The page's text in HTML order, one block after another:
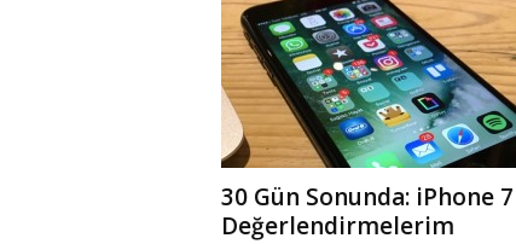
r
l
i
30 Gün Sonunda: iPhone 7
Değerlendirmelerim